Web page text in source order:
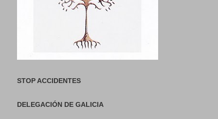
STOP ACCIDENTES
DELEGACIÓN DE GALICIA